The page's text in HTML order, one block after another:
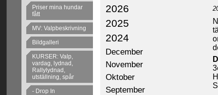
Priser mina hundar
fått
MV: Valpbeskrivning
Bildgalleri
KURSER: Valp,
vardag, lydnad,
Rallylydnad,
utställning, spår
- Drop In
2026
2025
2024
December
November
Oktober
September